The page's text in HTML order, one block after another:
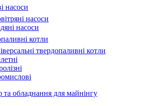
насоси
насоси
насоси
котли
твердопаливні котли
та обладнання для майнінгу